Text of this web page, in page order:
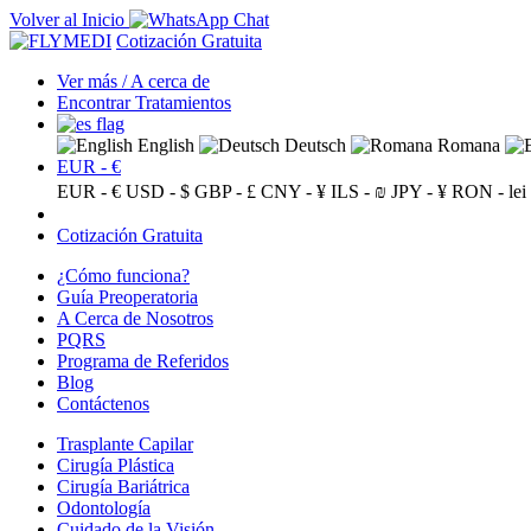
Volver al Inicio
Cotización Gratuita
Ver más / A cerca de
Encontrar Tratamientos
English Deutsch
Romana
EUR - €
EUR - € USD - $ GBP - £ CNY - ¥ ILS - ₪ JPY - ¥ RON - lei
Cotización Gratuita
¿Cómo funciona?
Guía Preoperatoria
A Cerca de Nosotros
PQRS
Programa de Referidos
Blog
Contáctenos
Trasplante Capilar
Cirugía Plástica
Cirugía Bariátrica
Odontología